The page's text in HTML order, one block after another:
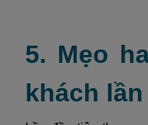
5. Mẹo
khách